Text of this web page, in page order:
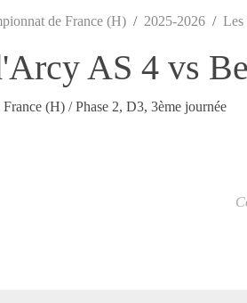
de France (H) 2025-2026 Les
AS 4 vs
(H) / Phase 2, D3, 3ème journée